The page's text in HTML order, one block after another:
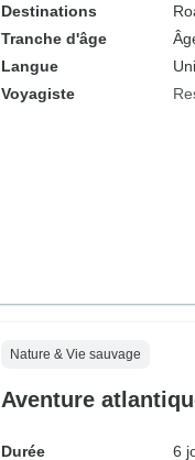
Destinations
Tranche d'âge
Langue
Voyagiste
Nature & Vie sauvage
Aventure
Durée
6